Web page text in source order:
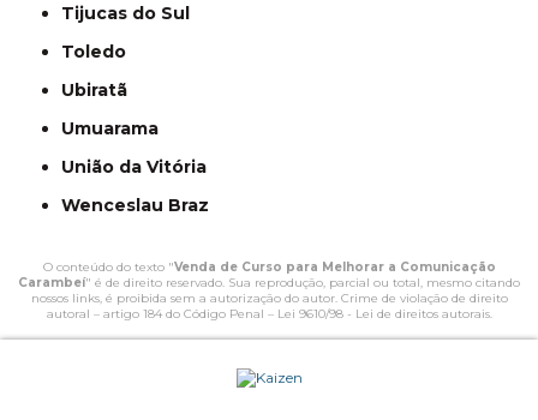
Tijucas do Sul
Toledo
Ubiratã
Umuarama
União da Vitória
Wenceslau Braz
O conteúdo do texto "Venda de Curso para Melhorar a Comunicação
Carambeí" é de direito reservado. Sua reprodução, parcial ou total, mesmo citando
nossos links, é proibida sem a autorização do autor. Crime de violação de direito
autoral – artigo 184 do Código Penal – Lei 9610/98 - Lei de direitos autorais.